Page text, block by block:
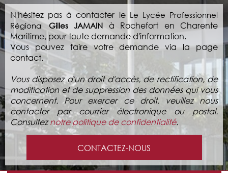
N'hésitez pas à contacter le Le Lycée Professionnel
RégionalGilles JAMAIN à Rochefort en Charente
Maritime, pour toute demande d'information.
Vous pouvez faire votre demande via la page
contact.
Vous disposez d'un droit d'accès, de rectification, de
modification et de suppression des données qui vous
concernent. Pour exercer ce droit, veuillez nous
contacter par courrier électronique ou postal.
Consulteznotre politique de confidentialité.
CONTACTEZ-NOUS